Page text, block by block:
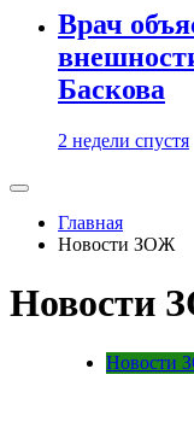
Врач
Баскова
2 недели спустя
Главная
Новости ЗОЖ
Новости
Новости